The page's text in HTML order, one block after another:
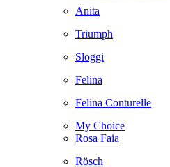
Anita
Triumph
Sloggi
Felina
Felina Conturelle
My Choice
Rosa Faia
Rösch